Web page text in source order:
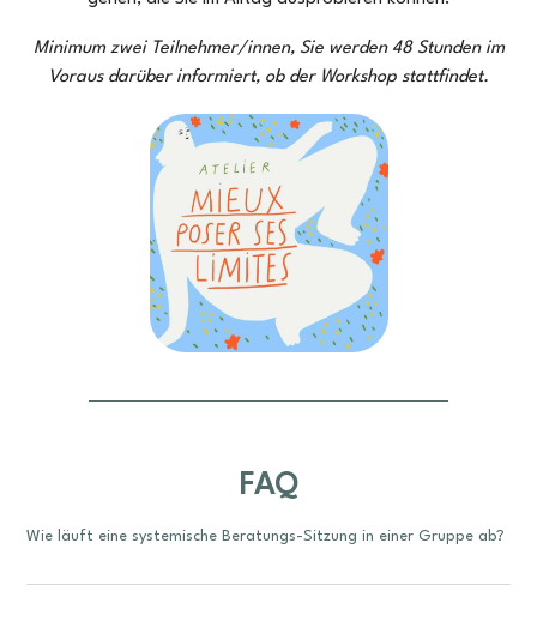
Minimum zwei Teilnehmer/innen, Sie werden 48 Stunden im
Voraus darüber informiert, ob der Workshop stattfindet.
FAQ
Wie läuft eine systemische Beratungs-Sitzung in einer Gruppe ab?